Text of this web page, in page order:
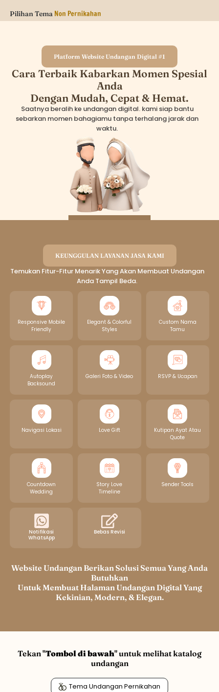
Pilihan Tema Video
Platform Website Undangan Digital #1
Cara Terbaik Kabarkan Momen Spesial
Anda
Dengan Mudah, Cepat & Hemat.
Saatnya beralih ke undangan digital. kami siap bantu
sebarkan momen bahagiamu tanpa terhalang jarak dan
waktu.
KEUNGGULAN LAYANAN JASA KAMI
Temukan Fitur-Fitur Menarik Yang Akan Membuat Undangan
Anda Tampil Beda.
Responsive Mobile
Friendly
Elegant & Colorful
Styles
Custom Nama
Tamu
Autoplay
Backsound
Galeri Foto & Video RSVP & Ucapan
Navigasi Lokasi Love Gift
Kutipan Ayat Atau
Quote
Countdown
Wedding
Story Love
Timeline
Sender Tools
Notifikasi
WhatsApp
Bebas Revisi
Website Undangan Berikan Solusi Semua Yang Anda
Butuhkan
Untuk Membuat Halaman Undangan Digital Yang
Kekinian, Modern, & Elegan.
Tekan "Tombol di bawah" untuk melihat katalog
undangan
Tema Undangan Pernikahan